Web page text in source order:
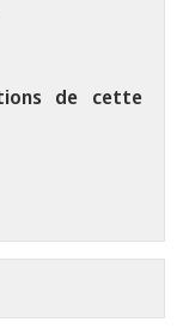
de cette